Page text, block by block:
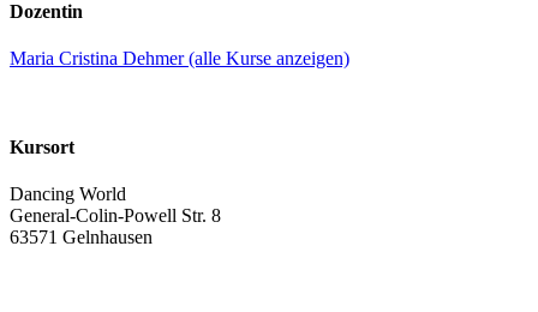
Dozentin
Maria Cristina Dehmer (alle Kurse anzeigen)
Kursort
Dancing World
General-Colin-Powell Str. 8
63571 Gelnhausen